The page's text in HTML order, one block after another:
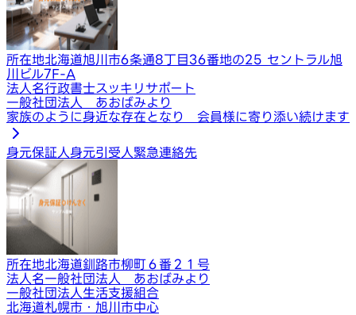
所在地北海道旭川市6条通8丁目36番地の25 セントラル旭
川ビル7F-A
法人名行政書士スッキリサポート
一般社団法人 あおばみより
家族のように身近な存在となり 会員様に寄り添い続けます
身元保証人身元引受人緊急連絡先
所在地北海道釧路市柳町６番２１号
法人名一般社団法人 あおばみより
一般社団法人生活支援組合
北海道札幌市・旭川市中心